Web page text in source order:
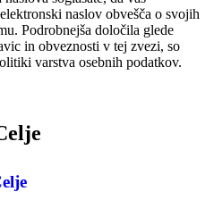
naslov obvešča o svojih
Podrobnejša določila glede
in obveznosti v tej zvezi, so
varstva osebnih podatkov.